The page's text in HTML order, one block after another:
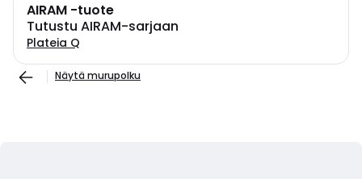
AIRAM -tuote
Tutustu AIRAM-sarjaan
Plateia Q
Näytä murupolku